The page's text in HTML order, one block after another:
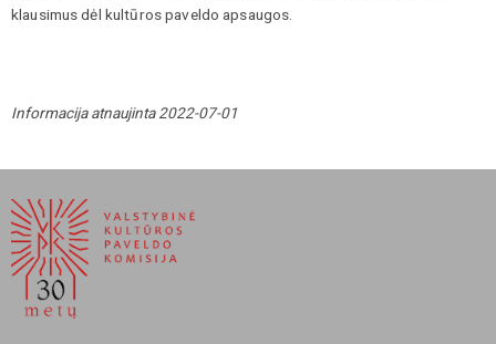
klausimus dėl kultūros paveldo apsaugos.
Informacija atnaujinta 2022-07-01